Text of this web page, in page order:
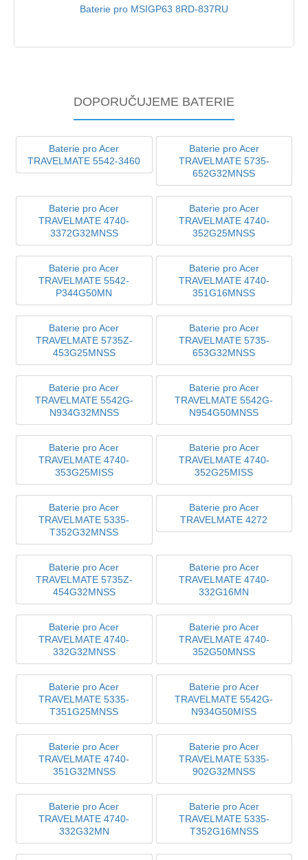
Baterie pro MSIGP63 8RD-837RU
DOPORUČUJEME BATERIE
Baterie pro Acer
TRAVELMATE 5542-3460
Baterie pro Acer
TRAVELMATE 5735-
652G32MNSS
Baterie pro Acer
TRAVELMATE 4740-
3372G32MNSS
Baterie pro Acer
TRAVELMATE 4740-
352G25MNSS
Baterie pro Acer
TRAVELMATE 5542-
P344G50MN
Baterie pro Acer
TRAVELMATE 4740-
351G16MNSS
Baterie pro Acer
TRAVELMATE 5735Z-
453G25MNSS
Baterie pro Acer
TRAVELMATE 5735-
653G32MNSS
Baterie pro Acer
TRAVELMATE 5542G-
N934G32MNSS
Baterie pro Acer
TRAVELMATE 5542G-
N954G50MNSS
Baterie pro Acer
TRAVELMATE 4740-
353G25MISS
Baterie pro Acer
TRAVELMATE 4740-
352G25MISS
Baterie pro Acer
TRAVELMATE 5335-
T352G32MNSS
Baterie pro Acer
TRAVELMATE 4272
Baterie pro Acer
TRAVELMATE 5735Z-
454G32MNSS
Baterie pro Acer
TRAVELMATE 4740-
332G16MN
Baterie pro Acer
TRAVELMATE 4740-
332G32MNSS
Baterie pro Acer
TRAVELMATE 4740-
352G50MNSS
Baterie pro Acer
TRAVELMATE 5335-
T351G25MNSS
Baterie pro Acer
TRAVELMATE 5542G-
N934G50MISS
Baterie pro Acer
TRAVELMATE 4740-
351G32MNSS
Baterie pro Acer
TRAVELMATE 5335-
902G32MNSS
Baterie pro Acer
TRAVELMATE 4740-
332G32MN
Baterie pro Acer
TRAVELMATE 5335-
T352G16MNSS